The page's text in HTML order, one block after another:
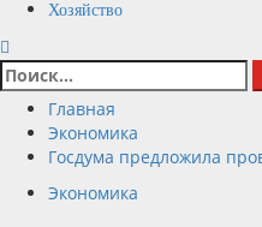
Хозяйство
Найти:
Главная
Экономика
Госдума предложила
Экономика